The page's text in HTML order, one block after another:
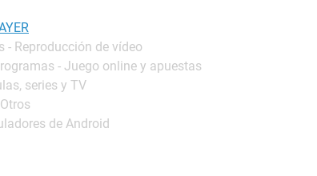
- Reproducción de vídeo
- Juego online y apuestas
series y TV
de Android